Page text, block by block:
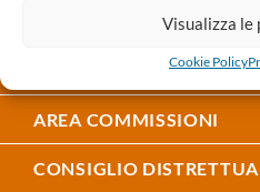
Visualizza le
Cookie Policy
ORGANISMO
ASSOCIAZIONI FORENSI
AREA COMMISSIONI
CONSIGLIO